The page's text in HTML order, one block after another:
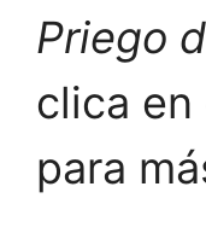
Priego
clica en
para